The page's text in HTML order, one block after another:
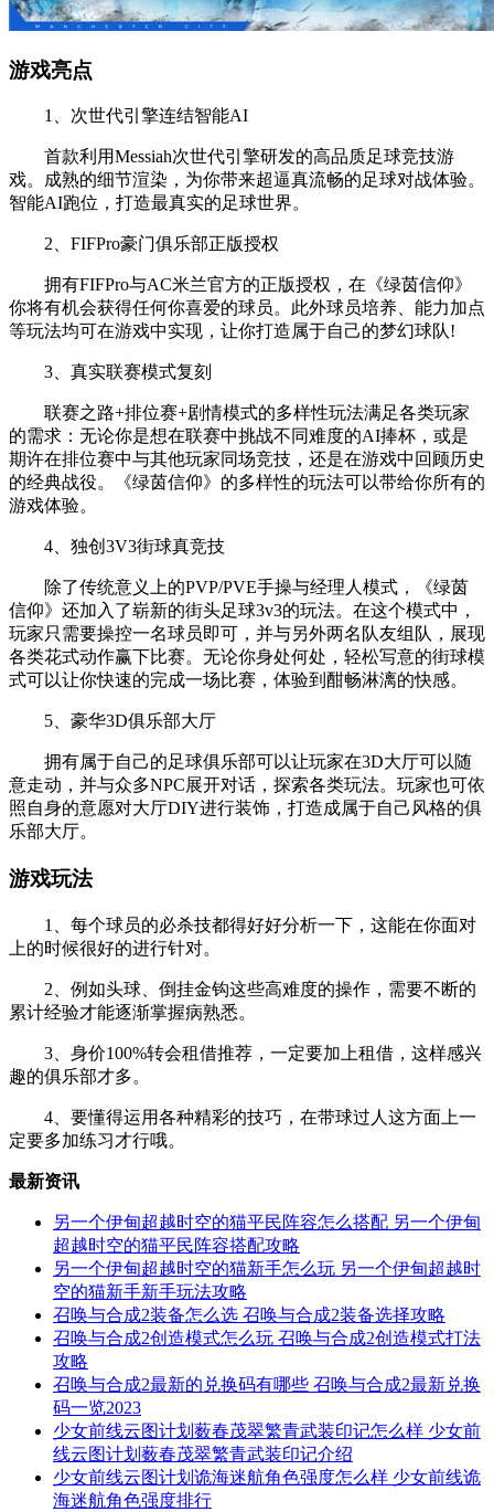
游戏亮点
1、次世代引擎连结智能AI
首款利用Messiah次世代引擎研发的高品质足球竞技游
戏。成熟的细节渲染，为你带来超逼真流畅的足球对战体验。
智能AI跑位，打造最真实的足球世界。
2、FIFPro豪门俱乐部正版授权
拥有FIFPro与AC米兰官方的正版授权，在《绿茵信仰》
你将有机会获得任何你喜爱的球员。此外球员培养、能力加点
等玩法均可在游戏中实现，让你打造属于自己的梦幻球队!
3、真实联赛模式复刻
联赛之路+排位赛+剧情模式的多样性玩法满足各类玩家
的需求：无论你是想在联赛中挑战不同难度的AI捧杯，或是
期许在排位赛中与其他玩家同场竞技，还是在游戏中回顾历史
的经典战役。《绿茵信仰》的多样性的玩法可以带给你所有的
游戏体验。
4、独创3V3街球真竞技
除了传统意义上的PVP/PVE手操与经理人模式，《绿茵
信仰》还加入了崭新的街头足球3v3的玩法。在这个模式中，
玩家只需要操控一名球员即可，并与另外两名队友组队，展现
各类花式动作赢下比赛。无论你身处何处，轻松写意的街球模
式可以让你快速的完成一场比赛，体验到酣畅淋漓的快感。
5、豪华3D俱乐部大厅
拥有属于自己的足球俱乐部可以让玩家在3D大厅可以随
意走动，并与众多NPC展开对话，探索各类玩法。玩家也可依
照自身的意愿对大厅DIY进行装饰，打造成属于自己风格的俱
乐部大厅。
游戏玩法
1、每个球员的必杀技都得好好分析一下，这能在你面对
上的时候很好的进行针对。
2、例如头球、倒挂金钩这些高难度的操作，需要不断的
累计经验才能逐渐掌握病熟悉。
3、身价100%转会租借推荐，一定要加上租借，这样感兴
趣的俱乐部才多。
4、要懂得运用各种精彩的技巧，在带球过人这方面上一
定要多加练习才行哦。
最新资讯
另一个伊甸超越时空的猫平民阵容怎么搭配 另一个伊甸
超越时空的猫平民阵容搭配攻略
另一个伊甸超越时空的猫新手怎么玩 另一个伊甸超越时
空的猫新手新手玩法攻略
召唤与合成2装备怎么选 召唤与合成2装备选择攻略
召唤与合成2创造模式怎么玩 召唤与合成2创造模式打法
攻略
召唤与合成2最新的兑换码有哪些 召唤与合成2最新兑换
码一览2023
少女前线云图计划薮春茂翠繁青武装印记怎么样 少女前
线云图计划薮春茂翠繁青武装印记介绍
少女前线云图计划诡海迷航角色强度怎么样 少女前线诡
海迷航角色强度排行